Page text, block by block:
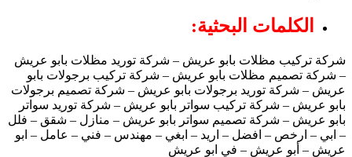
الكلمات البحثية:
شركة تركيب مظلات بابو عريش – شركة توريد مظلات بابو عريش
– شركة تصميم مظلات بابو عريش – شركة تركيب برجولات بابو
عريش – شركة توريد برجولات بابو عريش – شركة تصميم برجولات
بابو عريش – شركة تركيب سواتر بابو عريش – شركة توريد سواتر
بابو عريش – شركة تصميم سواتر بابو عريش – منازل – شقق – فلل
– ابي – ارخص – افضل – اريد – ابغي – مهندس – فني – عامل – ابو
عريش – أبو عريش – في ابو عريش